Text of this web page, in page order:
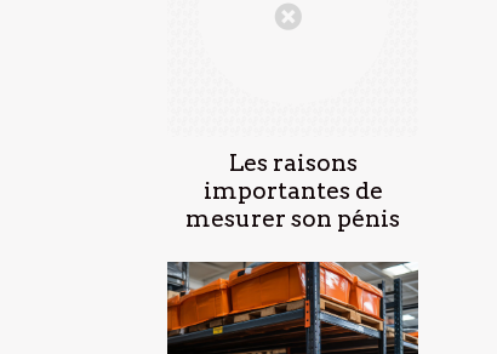
Les raisons
importantes de
mesurer son pénis